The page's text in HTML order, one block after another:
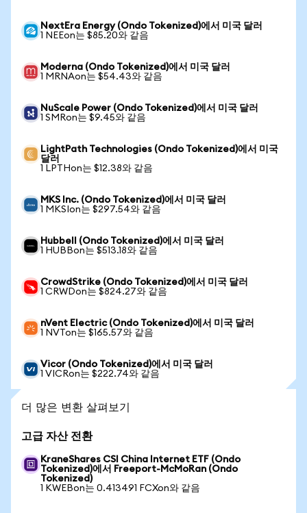
NextEra Energy (Ondo Tokenized)에서 미국 달러
1 NEEon는 $85.20와 같음
Moderna (Ondo Tokenized)에서 미국 달러
1 MRNAon는 $54.43와 같음
NuScale Power (Ondo Tokenized)에서 미국 달러
1 SMRon는 $9.45와 같음
LightPath Technologies (Ondo Tokenized)에서 미국
달러
1 LPTHon는 $12.38와 같음
MKS Inc. (Ondo Tokenized)에서 미국 달러
1 MKSIon는 $297.54와 같음
Hubbell (Ondo Tokenized)에서 미국 달러
1 HUBBon는 $513.18와 같음
CrowdStrike (Ondo Tokenized)에서 미국 달러
1 CRWDon는 $824.27와 같음
nVent Electric (Ondo Tokenized)에서 미국 달러
1 NVTon는 $165.57와 같음
Vicor (Ondo Tokenized)에서 미국 달러
1 VICRon는 $222.74와 같음
더 많은 변환 살펴보기
고급 자산 전환
KraneShares CSI China Internet ETF (Ondo
Tokenized)에서 Freeport-McMoRan (Ondo
Tokenized)
1 KWEBon는 0.413491 FCXon와 같음